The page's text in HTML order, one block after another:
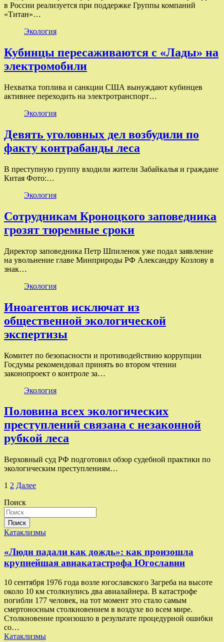
в России реализуется при поддержке Группы компаний
«Титан»…
Экология
Кубинцы пересаживаются с «Лады» на
электромобили
Нехватка топлива и санкции США вынуждают кубинцев
активнее переходить на электротранспорт…
Экология
Девять уголовных дел возбудили по
факту контрабанды леса
В преступную группу входили жители Забайкалья и граждане
Китая Фото:…
Экология
Сотрудникам Кроноцкого заповедника
грозят тюремные сроки
Директор заповедника Петр Шпиленок уже подал заявление
на увольнение главе Минприроды РФ Александру Козлову в
знак…
Экология
Иноагентов исключат из
общественной экологической
экспертизы
Комитет по безопасности и противодействию коррупции
Госдумы рекомендовал принять во втором чтении
законопроект о контроле за…
Экология
Половина всех экологических
преступлений связана с незаконной
рубкой леса
Верховный суд РФ подготовил обзор судебной практики по
экологическим преступлениям…
Пагинация
записей
1 2 Далее
Поиск
Поиск
Катаклизмы
«Люди падали как дождь»: как произошла
крупнейшая авиакатастрофа Югославии
10 сентября 1976 года возле югославского Загреба на высоте
около 10 км столкнулись два авиалайнера. В катастрофе
погибли 177 человек, на тот момент это стало самым
смертоносным столкновением в воздухе во всем мире.
Столкновение произошло в результате процедурной ошибки
со…
Катаклизмы